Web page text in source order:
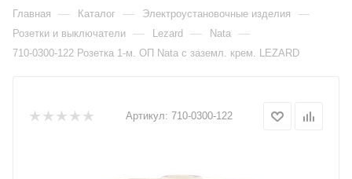
Главная — Каталог — Электроустановочные изделия —
Розетки и выключатели — Lezard — Nata —
710-0300-122 Розетка 1-м. ОП Nata с заземл. крем. LEZARD
Артикул: 710-0300-122